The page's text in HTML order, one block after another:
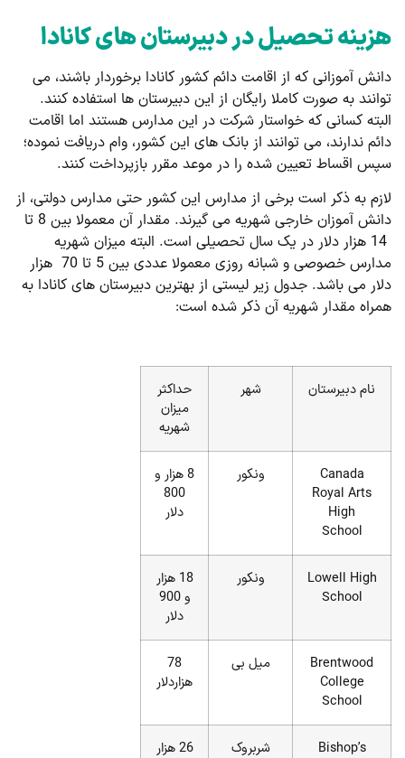
هزینه تحصیل در دبیرستان های کانادا
دانش آموزانی که از اقامت دائم کشور کانادا برخوردار باشند، می
توانند به صورت کاملا رایگان از این دبیرستان ها استفاده کنند.
البته کسانی که خواستار شرکت در این مدارس هستند اما اقامت
دائم ندارند، می توانند از بانک های این کشور، وام دریافت نموده؛
سپس اقساط تعیین شده را در موعد مقرر بازپرداخت کنند.
لازم به ذکر است برخی از مدارس این کشور حتی مدارس دولتی،‌ از
دانش آموزان خارجی شهریه می گیرند. مقدار آن معمولا بین 8 تا
14 هزار دلار در یک سال تحصیلی است. البته میزان شهریه
مدارس خصوصی و شبانه روزی معمولا عددی بین 5 تا 70 هزار
دلار می باشد. جدول زیر لیستی از بهترین دبیرستان های کانادا به
همراه مقدار شهریه آن ذکر شده است:
نام دبیرستان شهر
حداکثر
میزان
شهریه
Canada
Royal Arts
High
School
ونکور
8 هزار و
800
دلار
Lowell High
School
ونکور
18 هزار
و 900
دلار
Brentwood
College
School
میل بی
78
هزاردلار
Bishop’s
شربروک
26 هزار